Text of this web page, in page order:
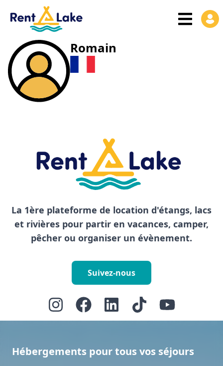
Romain
La 1ère plateforme de location d'étangs, lacs
et rivières pour partir en vacances, camper,
pêcher ou organiser un évènement.
Suivez-nous
Hébergements pour tous vos séjours